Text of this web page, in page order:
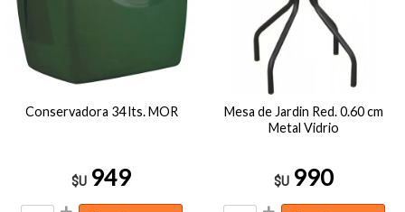
Conservadora 34 lts. MOR
$U 949
Mesa de Jardin Red. 0.60 cm
Metal Vidrio
$U 990